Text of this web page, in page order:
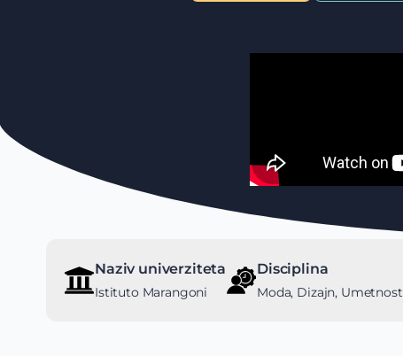
Naziv univerziteta
Istituto Marangoni
Disciplina
Moda, Dizajn, Umetnost